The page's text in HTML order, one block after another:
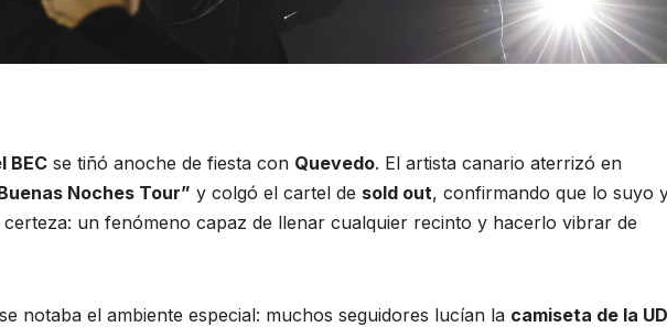
BEC se tiñó anoche de fiesta con Quevedo. El artista canario aterrizó en
Noches Tour” y colgó el cartel de sold out, confirmando que lo suyo
un fenómeno capaz de llenar cualquier recinto y hacerlo vibrar de
notaba el ambiente especial: muchos seguidores lucían la camiseta de la UD